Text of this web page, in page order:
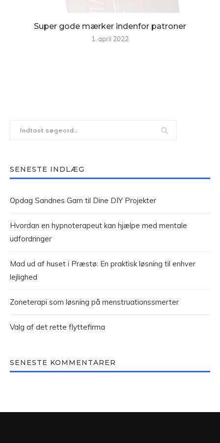
Super gode mærker indenfor patroner
1. april 2022
SENESTE INDLÆG
Opdag Sandnes Garn til Dine DIY Projekter
Hvordan en hypnoterapeut kan hjælpe med mentale
udfordringer
Mad ud af huset i Præstø: En praktisk løsning til enhver
lejlighed
Zoneterapi som løsning på menstruationssmerter
Valg af det rette flyttefirma
SENESTE KOMMENTARER